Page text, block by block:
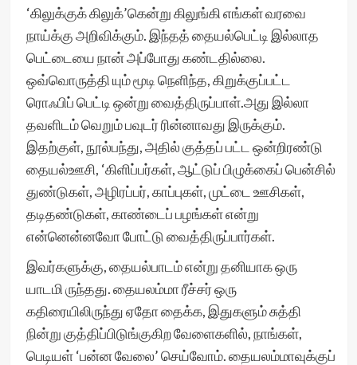
‘கிலுக்குக் கிலுக்’கென்று கிலுங்கி எங்கள் வரவை
நாய்க்கு அறிவிக்கும். இந்தத் தையல்பெட்டி இல்லாத
பெட்டையை நான் அப்போது கண்டதில்லை.
ஒவ்வொருத்தி யும் மூடி நெளிந்த, கிறுக்குப்பட்ட
ரொஃபிப் பெட்டி ஒன்று வைத்திருப்பாள்.அது இல்லா
தவளிடம் வெறும் பவுடர் ரின்னாவது இருக்கும்.
இதற்குள், நூல்பந்து, அதில் குத்தப் பட்ட ஒன்றிரண்டு
தையல்ஊசி, ‘கிளிப்பர்கள், ஆட்டுப் பிழுக்கைப் பென்சில்
துண்டுகள், அழிரப்பர், காப்புகள், முட்டை ஊசிகள்,
தடிதண்டுகள், காண்டைப் பழங்கள் என்று
என்னென்னவோ போட்டு வைத்திருப்பார்கள்.
இவர்களுக்கு, தையல்பாடம் என்று தனியாக ஒரு
யாடமி ருந்தது. தையலம்மா ரீச்சர் ஒரு
கதிரையிலிருந்து ஏதோ தைக்க, இதுகளும் சுத்தி
நின்று குத்திப்பிடுங்குகிற வேளைகளில், நாங்கள்,
பெடியள் ‘பன்ன வேலை’ செய்வோம். தையலம்மாவுக்குப்